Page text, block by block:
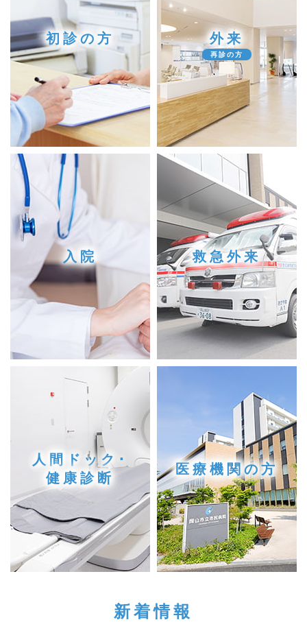
初診の方 外来
再診の方
入院 救急外来
人間ドック･
健康診断
医療機関の方
新着情報